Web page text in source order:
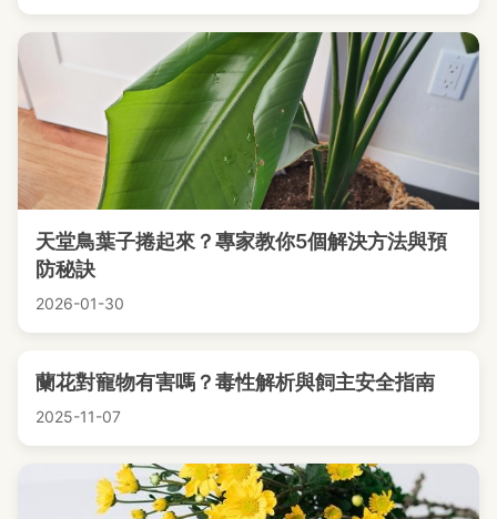
天堂鳥葉子捲起來？專家教你5個解決方法與預
防秘訣
2026-01-30
蘭花對寵物有害嗎？毒性解析與飼主安全指南
2025-11-07